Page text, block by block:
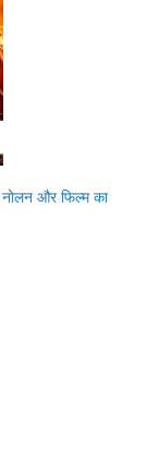
नोलन और फिल्म का